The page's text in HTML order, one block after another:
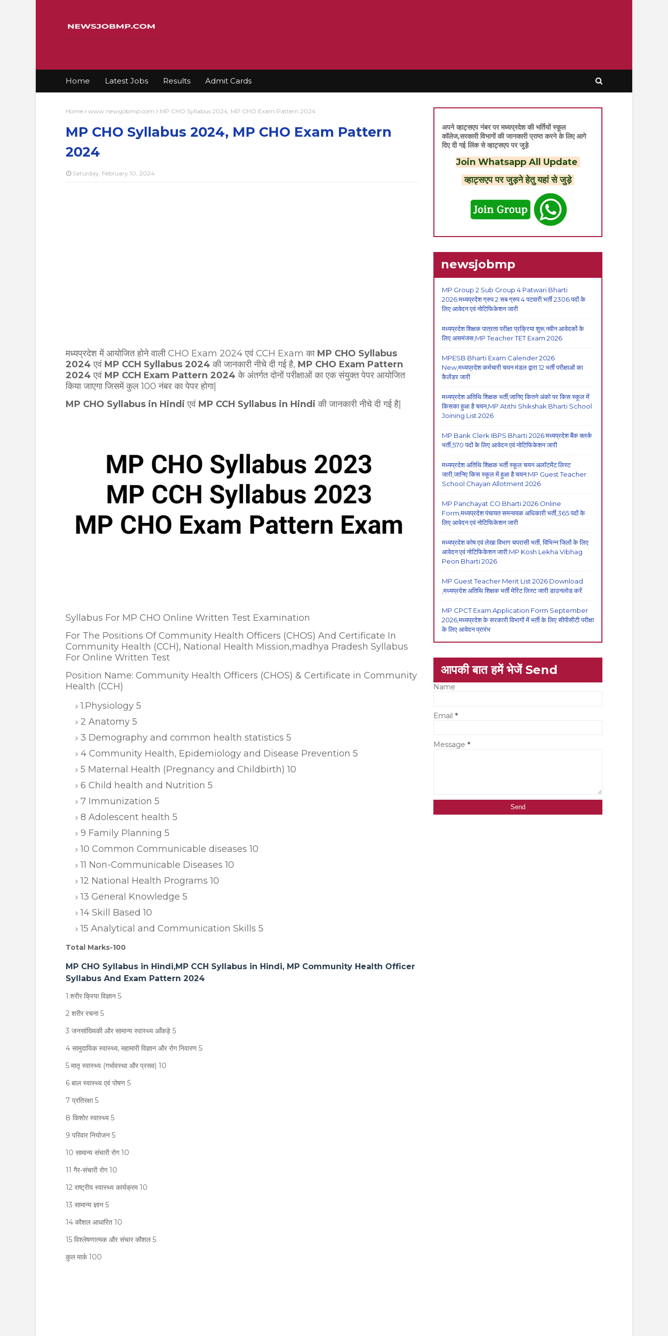
Home Latest Jobs Results Admit Cards
Home www.newsjobmp.com MP CHO Syllabus 2024, MP CHO Exam Pattern 2024
MP CHO Syllabus 2024, MP CHO Exam Pattern
2024
Saturday, February 10, 2024
मध्यप्रदेश में आयोजित होने वाली CHO Exam 2024 एवं CCH Exam का MP CHO Syllabus
2024 एवं MP CCH Syllabus 2024 की जानकारी नीचे दी गई है, MP CHO Exam Pattern
2024 एवं MP CCH Exam Pattern 2024 के अंतर्गत दोनों परीक्षाओं का एक संयुक्त पेपर आयोजित
किया जाएगा जिसमें कुल 100 नंबर का पेपर होगा|
MP CHO Syllabus in Hindi एवं MP CCH Syllabus in Hindiकी जानकारी नीचे दी गई है|
Syllabus For MP CHO Online Written Test Examination
For The Positions Of Community Health Officers (CHOS) And Certificate In
Community Health (CCH), National Health Mission,madhya Pradesh Syllabus
For Online Written Test
Position Name: Community Health Officers (CHOS) & Certificate in Community
Health (CCH)
1.Physiology 5
2 Anatomy 5
3 Demography and common health statistics 5
4 Community Health, Epidemiology and Disease Prevention 5
5 Maternal Health (Pregnancy and Childbirth) 10
6 Child health and Nutrition 5
7 Immunization 5
8 Adolescent health 5
9 Family Planning 5
10 Common Communicable diseases 10
11 Non-Communicable Diseases 10
12 National Health Programs 10
13 General Knowledge 5
14 Skill Based 10
15 Analytical and Communication Skills 5
Total Marks-100
MP CHO Syllabus in Hindi,MP CCH Syllabus in Hindi, MP Community Health Officer
Syllabus And Exam Pattern 2024
1.शरीर क्रिया विज्ञान 5
2 शरीर रचना 5
3 जनसांख्यिकी और सामान्य स्वास्थ्य आँकड़े 5
4 सामुदायिक स्वास्थ्य, महामारी विज्ञान और रोग निवारण 5
5 मातृ स्वास्थ्य (गर्भावस्था और प्रसव) 10
6 बाल स्वास्थ्य एवं पोषण 5
7 प्रतिरक्षा 5
8 किशोर स्वास्थ्य 5
9 परिवार नियोजन 5
10 सामान्य संचारी रोग 10
11 गैर-संचारी रोग 10
12 राष्ट्रीय स्वास्थ्य कार्यक्रम 10
13 सामान्य ज्ञान 5
14 कौशल आधारित 10
15 विश्लेषणात्मक और संचार कौशल 5
कुल मार्क 100
अपने व्हाट्सएप नंबर पर मध्यप्रदेश की भर्तियों स्कूल
कॉलेज,सरकारी विभागों की जानकारी प्राप्त करने के लिए आगे
दिए दी गई लिंक से व्हाट्सएप पर जुड़े
Join Whatsapp All Update
व्हाट्सएप पर जुड़ने हेतु यहां से जुड़े
newsjobmp
MP Group 2 Sub Group 4 Patwari Bharti
2026:मध्यप्रदेश ग्रुप 2 सब ग्रुप 4 पटवारी भर्ती 2306 पदों के
लिए आवेदन एवं नोटिफिकेशन जारी
मध्यप्रदेश शिक्षक पात्रता परीक्षा प्रक्रिया शुरू,नवीन आवेदकों के
लिए असमंजस,MP Teacher TET Exam 2026
MPESB Bharti Exam Calender 2026
New,मध्यप्रदेश कर्मचारी चयन मंडल द्वारा 12 भर्ती परीक्षाओं का
कैलेंडर जारी
मध्यप्रदेश अतिथि शिक्षक भर्ती,जानिए कितने अंको पर किस स्कूल में
किसका हुआ है चयन,MP Atithi Shikshak Bharti School
Joining List 2026
MP Bank Clerk IBPS Bharti 2026:मध्यप्रदेश बैंक क्लर्क
भर्ती,570 पदों के लिए आवेदन एवं नोटिफिकेशन जारी
मध्यप्रदेश अतिथि शिक्षक भर्ती स्कूल चयन अलॉटमेंट लिस्ट
जारी,जानिए किस स्कूल में हुआ है चयन:MP Guest Teacher
School Chayan Allotment 2026
MP Panchayat CO Bharti 2026 Online
Form,मध्यप्रदेश पंचायत समन्वयक अधिकारी भर्ती,365 पदों के
लिए आवेदन एवं नोटिफिकेशन जारी
मध्यप्रदेश कोष एवं लेखा विभाग चपरासी भर्ती, विभिन्न जिलों के लिए
आवेदन एवं नोटिफिकेशन जारी:MP Kosh Lekha Vibhag
Peon Bharti 2026
MP Guest Teacher Merit List 2026 Download
,मध्यप्रदेश अतिथि शिक्षक भर्ती मेरिट लिस्ट जारी डाउनलोड करें
MP CPCT Exam Application Form September
2026,मध्यप्रदेश के सरकारी विभागों में भर्ती के लिए सीपीसीटी परीक्षा
के लिए आवेदन प्रारंभ
आपकी बात हमें भेजें Send
Name
Email *
Message *